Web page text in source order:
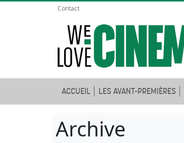
Contact
ACCUEIL LES AVANT-PREMIÈRES
Archive